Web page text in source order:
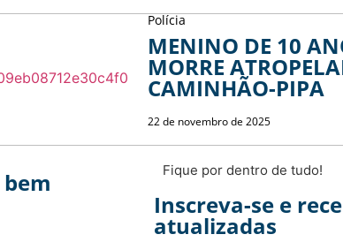
Polícia
MENINO DE 10
MORRE
CAMINHÃO-PIPA
22 de novembro de 2025
Fique por dentro de tudo!
Inscreva-se e
atualizadas